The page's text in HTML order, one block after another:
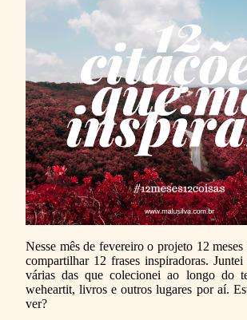
Nesse mês de fevereiro o projeto 12
compartilhar 12 frases inspiradoras. Juntei
várias das que colecionei ao longo do
weheartit, livros e outros lugares por aí.
ver?